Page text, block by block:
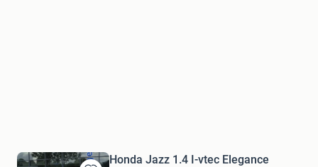
Honda Jazz 1.4 I-vtec Elegance